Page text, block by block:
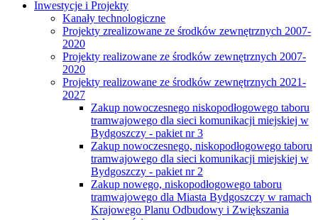
Inwestycje i Projekty
Kanały technologiczne
Projekty zrealizowane ze środków zewnętrznych 2007-
2020
Projekty realizowane ze środków zewnętrznych 2007-
2020
Projekty realizowane ze środków zewnętrznych 2021-
2027
Zakup nowoczesnego niskopodłogowego taboru
tramwajowego dla sieci komunikacji miejskiej w
Bydgoszczy - pakiet nr 3
Zakup nowoczesnego, niskopodłogowego taboru
tramwajowego dla sieci komunikacji miejskiej w
Bydgoszczy - pakiet nr 2
Zakup nowego, niskopodłogowego taboru
tramwajowego dla Miasta Bydgoszczy w ramach
Krajowego Planu Odbudowy i Zwiększania